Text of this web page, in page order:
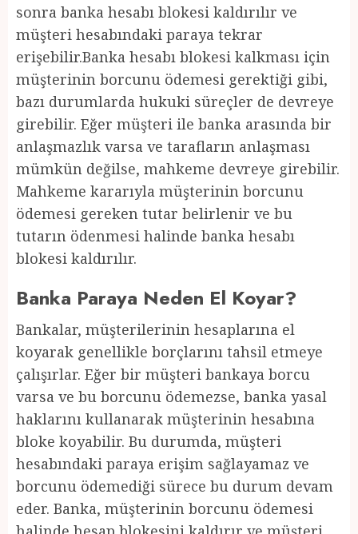
sonra banka hesabı blokesi kaldırılır ve
müşteri hesabındaki paraya tekrar
erişebilir.Banka hesabı blokesi kalkması için
müşterinin borcunu ödemesi gerektiği gibi,
bazı durumlarda hukuki süreçler de devreye
girebilir. Eğer müşteri ile banka arasında bir
anlaşmazlık varsa ve tarafların anlaşması
mümkün değilse, mahkeme devreye girebilir.
Mahkeme kararıyla müşterinin borcunu
ödemesi gereken tutar belirlenir ve bu
tutarın ödenmesi halinde banka hesabı
blokesi kaldırılır.
Banka Paraya Neden El Koyar?
Bankalar, müşterilerinin hesaplarına el
koyarak genellikle borçlarını tahsil etmeye
çalışırlar. Eğer bir müşteri bankaya borcu
varsa ve bu borcunu ödemezse, banka yasal
haklarını kullanarak müşterinin hesabına
bloke koyabilir. Bu durumda, müşteri
hesabındaki paraya erişim sağlayamaz ve
borcunu ödemediği sürece bu durum devam
eder. Banka, müşterinin borcunu ödemesi